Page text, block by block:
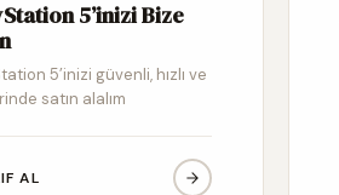
5’inizi Bize
5’inizi güvenli, hızlı ve
satın alalım
AL